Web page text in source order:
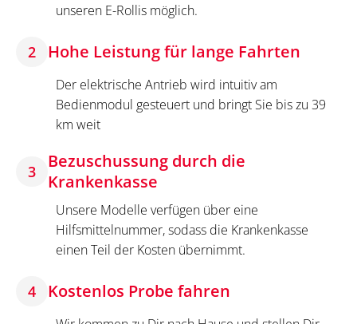
unseren E-Rollis möglich.
2 Hohe Leistung für lange Fahrten
Der elektrische Antrieb wird intuitiv am
Bedienmodul gesteuert und bringt Sie bis zu 39
km weit
3
Bezuschussung durch die
Krankenkasse
Unsere Modelle verfügen über eine
Hilfsmittelnummer, sodass die Krankenkasse
einen Teil der Kosten übernimmt.
4 Kostenlos Probe fahren